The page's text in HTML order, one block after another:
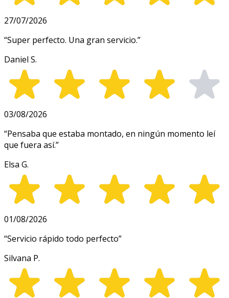
27/07/2026
“Super perfecto. Una gran servicio.”
Daniel S.
03/08/2026
“Pensaba que estaba montado, en ningún momento leí
que fuera así.”
Elsa G.
01/08/2026
“Servicio rápido todo perfecto”
Silvana P.